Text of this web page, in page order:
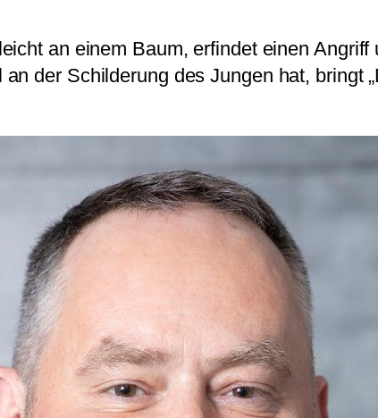
an einem Baum, erfindet einen
der Schilderung des Jungen hat, bringt